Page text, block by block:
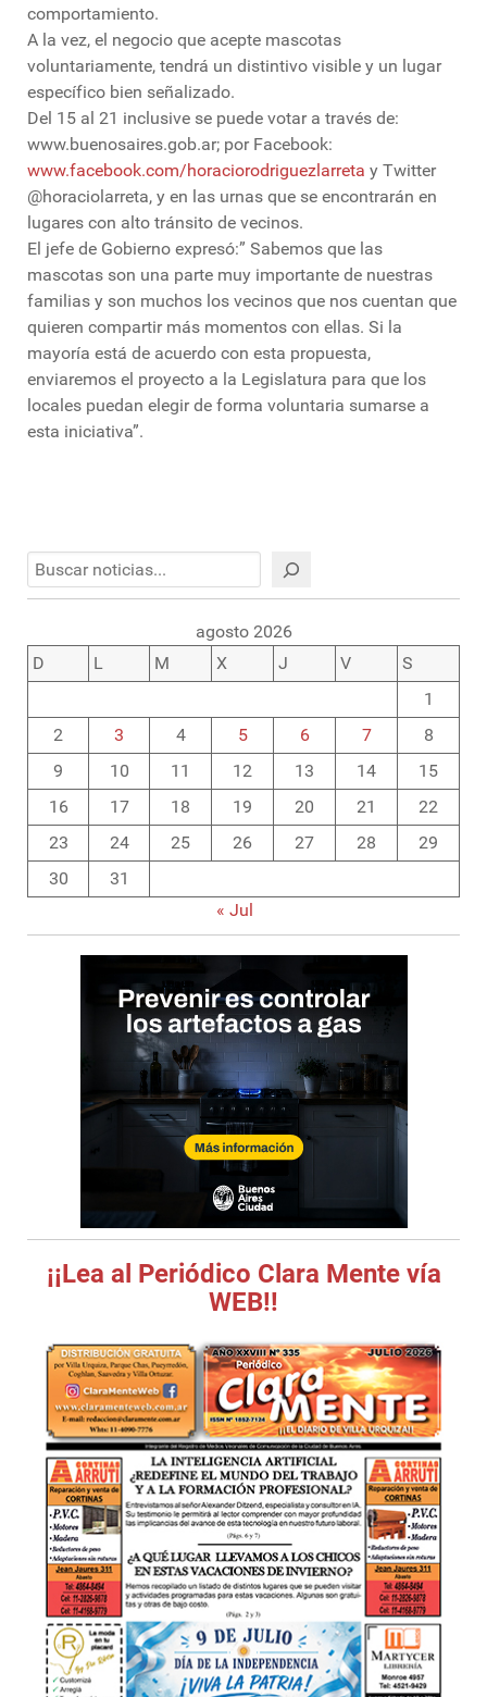
comportamiento.
A la vez, el negocio que acepte mascotas
voluntariamente, tendrá un distintivo visible y un lugar
específico bien señalizado.
Del 15 al 21 inclusive se puede votar a través de:
www.buenosaires.gob.ar; por Facebook:
www.facebook.com/horaciorodriguezlarreta y Twitter
@horaciolarreta, y en las urnas que se encontrarán en
lugares con alto tránsito de vecinos.
El jefe de Gobierno expresó:” Sabemos que las
mascotas son una parte muy importante de nuestras
familias y son muchos los vecinos que nos cuentan que
quieren compartir más momentos con ellas. Si la
mayoría está de acuerdo con esta propuesta,
enviaremos el proyecto a la Legislatura para que los
locales puedan elegir de forma voluntaria sumarse a
esta iniciativa”.
Buscar
agosto 2026
D
L M X J V
S
1
2
3 4 5 6 7
8
9
10 11 12 13 14
15
16
17 18 19 20 21
22
23
24 25 26 27 28
29
30
31
« Jul
¡¡Lea al Periódico Clara Mente vía
WEB!!